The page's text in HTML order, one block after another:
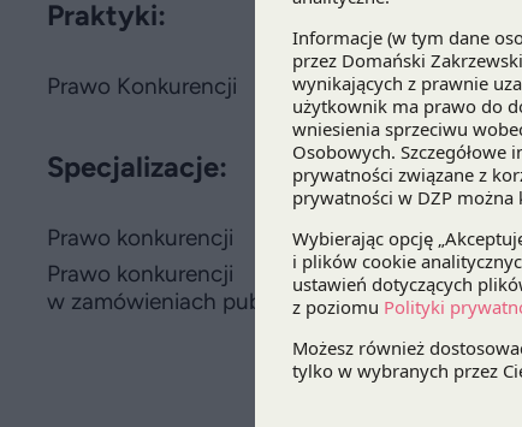
Praktyki:
Prawo Konkurencji
Specjalizacje:
Prawo konkurencji
Prawo konkurencji
w zamówieniach publicznych